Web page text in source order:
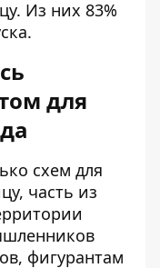
Из них 83%
для
схем для
часть из
фигурантам